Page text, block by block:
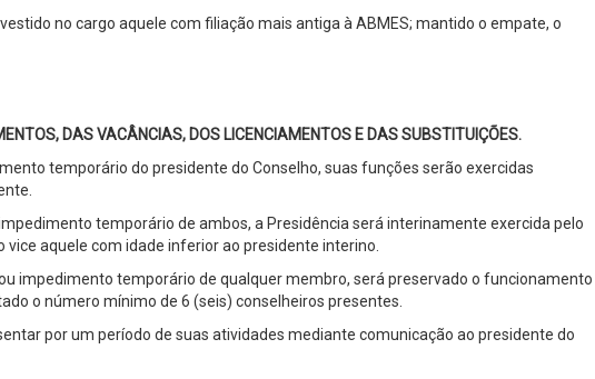
no cargo aquele com filiação mais antiga à ABMES; mantido o empate, o
DAS VACÂNCIAS, DOS LICENCIAMENTOS E DAS SUBSTITUIÇÕES.
temporário do presidente do Conselho, suas funções serão exercidas
temporário de ambos, a Presidência será interinamente exercida pelo
vice aquele com idade inferior ao presidente interino.
impedimento temporário de qualquer membro, será preservado o funcionamento
o número mínimo de 6 (seis) conselheiros presentes.
por um período de suas atividades mediante comunicação ao presidente do